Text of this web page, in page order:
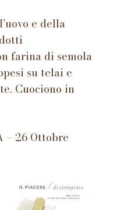
e della
farina di semola
su telai e
Cuociono in
– 26 Ottobre